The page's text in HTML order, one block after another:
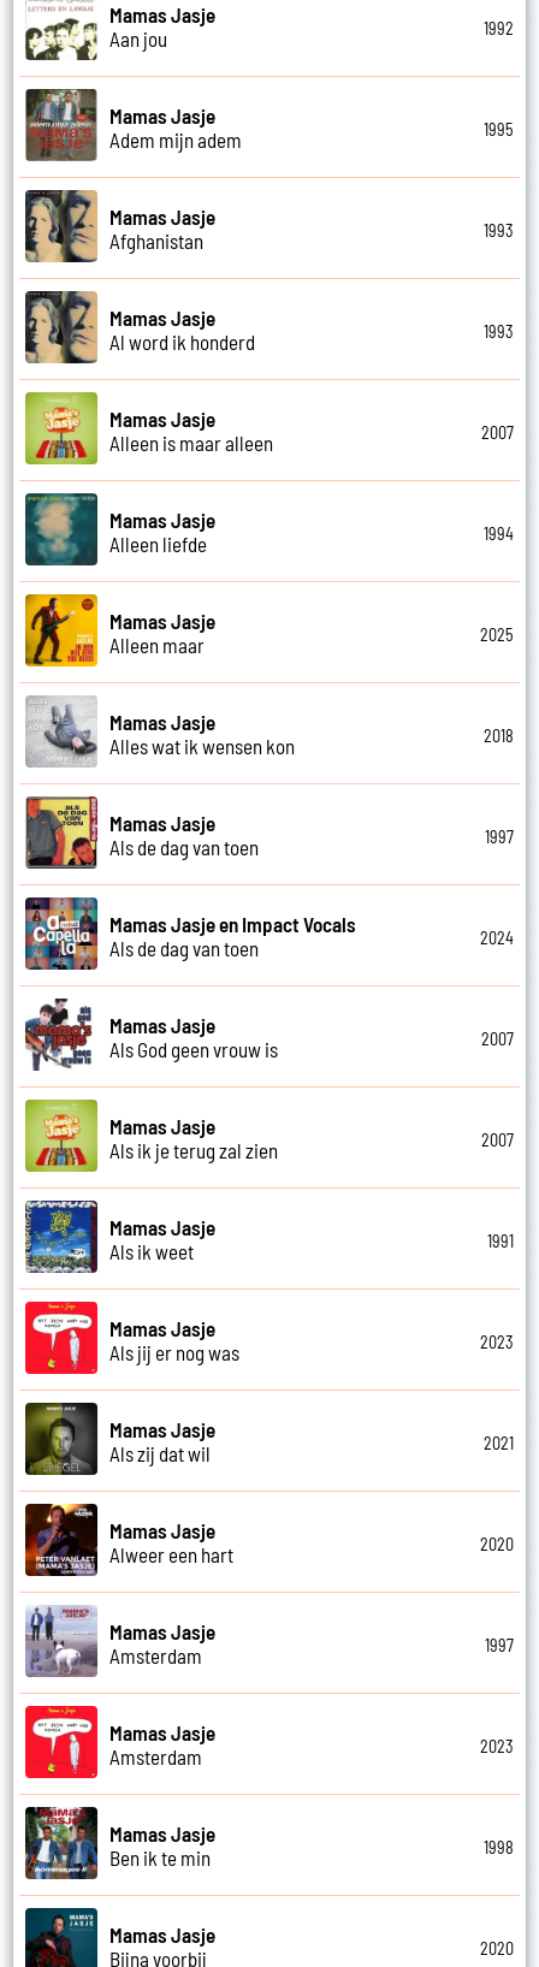
Mamas Jasje
Aan jou
1992
Mamas Jasje
Adem mijn adem
1995
Mamas Jasje
Afghanistan
1993
Mamas Jasje
Al word ik honderd
1993
Mamas Jasje
Alleen is maar alleen
2007
Mamas Jasje
Alleen liefde
1994
Mamas Jasje
Alleen maar
2025
Mamas Jasje
Alles wat ik wensen kon
2018
Mamas Jasje
Als de dag van toen
1997
Mamas Jasje en Impact Vocals
Als de dag van toen
2024
Mamas Jasje
Als God geen vrouw is
2007
Mamas Jasje
Als ik je terug zal zien
2007
Mamas Jasje
Als ik weet
1991
Mamas Jasje
Als jij er nog was
2023
Mamas Jasje
Als zij dat wil
2021
Mamas Jasje
Alweer een hart
2020
Mamas Jasje
Amsterdam
1997
Mamas Jasje
Amsterdam
2023
Mamas Jasje
Ben ik te min
1998
Mamas Jasje
Bijna voorbij
2020